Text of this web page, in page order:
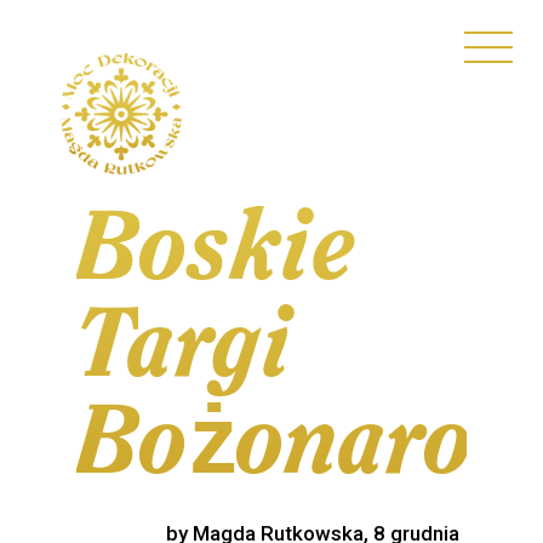
Boskie
Targi
by Magda Rutkowska, 8 grudnia